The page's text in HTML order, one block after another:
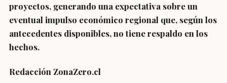
proyectos, generando una expectativa sobre un
eventual impulso económico regional que, según los
antecedentes disponibles, no tiene respaldo en los
hechos.
Redacción ZonaZero.cl